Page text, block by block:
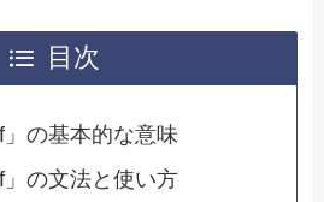
目次
」の基本的な意味
」の文法と使い方